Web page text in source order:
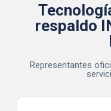
respaldo
Representantes